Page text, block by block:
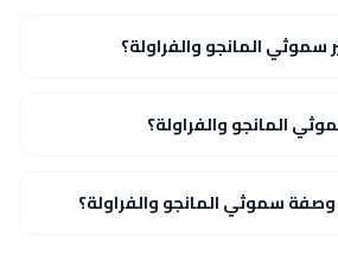
المانجو والفراولة؟
المانجو والفراولة؟
سموثي المانجو والفراولة؟